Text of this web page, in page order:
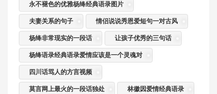
永不褪色的优雅杨绛经典语录图片
夫妻关系的句子 情侣说说秀恩爱短句一对古风
杨绛非常现实的一段话 让孩子优秀的三句话
杨绛语录经典语录爱情应该是一个灵魂对
四川话骂人的方言视频
莫言网上最火的一段话独处 林徽因爱情经典语录